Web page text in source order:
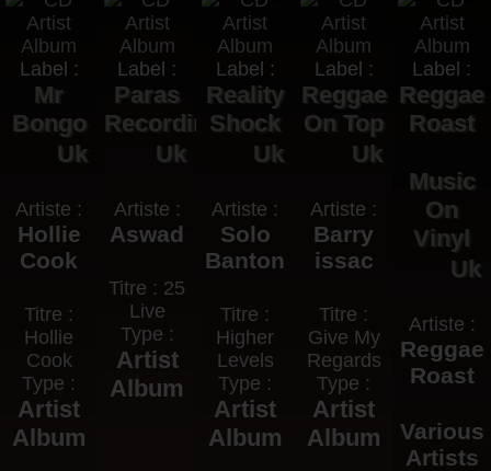
Label :
Mr
Bongo
Uk
Artiste :
Hollie
Cook
Titre :
Hollie
Cook
Type :
Artist
Album
Label :
Paras
Recordings
Uk
Artiste :
Aswad
Titre : 25
Live
Type :
Artist
Album
Label :
Reality
Shock
Uk
Artiste :
Solo
Banton
Titre :
Higher
Levels
Type :
Artist
Album
Label :
Reggae
On Top
Uk
Artiste :
Barry
issac
Titre :
Give My
Regards
Type :
Artist
Album
Label :
Reggae
Roast
Music
On
Vinyl
Uk
Artiste :
Reggae
Roast
Various
Artists